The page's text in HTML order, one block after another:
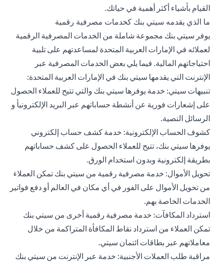
القيام بأشياء أكثر أهمية في حياتك.
ما الذي يقدمه سيتي بنك كخدمات مصرفية رقمية
يوفر سيتي بنك مجموعة شاملة من الخدمات المصرفية الرقمية
لعملائه في الإمارات العربية المتحدة لمساعدتهم على تلبية
احتياجاتهم المالية. فيما يلي بعض الخدمات المصرفية عبر
الإنترنت التي يقدمها سيتي بنك في الإمارات العربية المتحدة:
تنبيهات سيتي: خدمة يوفرها سيتي بنك والتي تتيح للعملاء الحصول
على إشعارات فورية عن أنشطة حساباتهم عبر البريد الإلكترونيأ و
الرسائل النصية.
كشوف الحساب الإلكترونية: خدمة كشف حساب إلكتروني
يوفرها سيتي بنك، تتيح للعملاء الحصول على كشف حساباتهم
بطريقة إلكترونية وبدون استخدام الورق.
تحويل الأموال: خدمة مصرفية رقمية من سيتي بنك تمكن العملاء
من تحويل الأموال على الفور في أي مكان في العالم أو دفع فواتير
الخدمات الخاصة بهم.
استرداد المكافآت: خدمة مصرفية رقمية أخرى من سيتي بنك
تمكن العملاء من استرداد نقاط المكافأة المتراكمة من خلال
معاملاتهم عبر بطاقات ائتمان سيتي.
مراقبة طلب العملات الأجنبية: خدمة عبر الإنترنت من سيتي بنك